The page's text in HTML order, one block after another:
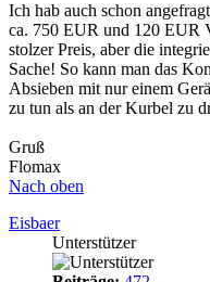
Ich hab auch schon
ca. 750 EUR und 120 EUR
stolzer Preis, aber die
Sache! So kann man das
Absieben mit nur einem
zu tun als an der Kurbel zu
Gruß
Flomax
Nach oben
Eisbaer
Unterstützer